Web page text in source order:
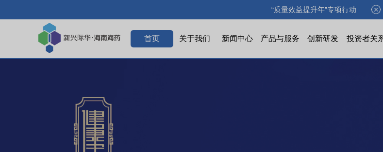
“质量效益提升年”专项行动
首页 关于我们 新闻中心 产品与服务 创新研发 投资者关